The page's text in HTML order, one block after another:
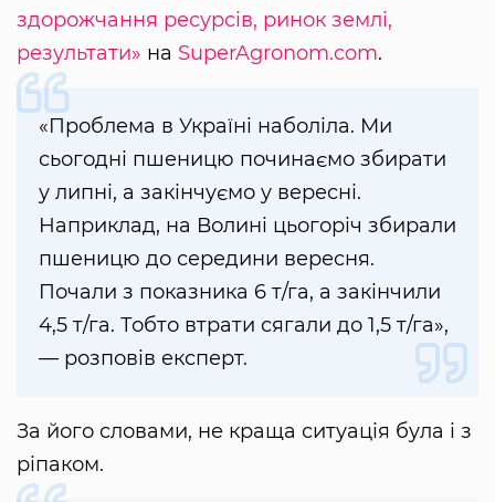
здорожчання ресурсів, ринок землі,
результати» на SuperAgronom.com.
«Проблема в Україні наболіла. Ми
сьогодні пшеницю починаємо збирати
у липні, а закінчуємо у вересні.
Наприклад, на Волині цьогоріч збирали
пшеницю до середини вересня.
Почали з показника 6 т/га, а закінчили
4,5 т/га. Тобто втрати сягали до 1,5 т/га»,
— розповів експерт.
За його словами, не краща ситуація була і з
ріпаком.